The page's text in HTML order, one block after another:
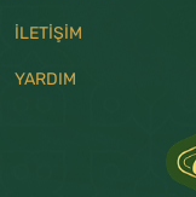
İLETİŞİM
YARDIM